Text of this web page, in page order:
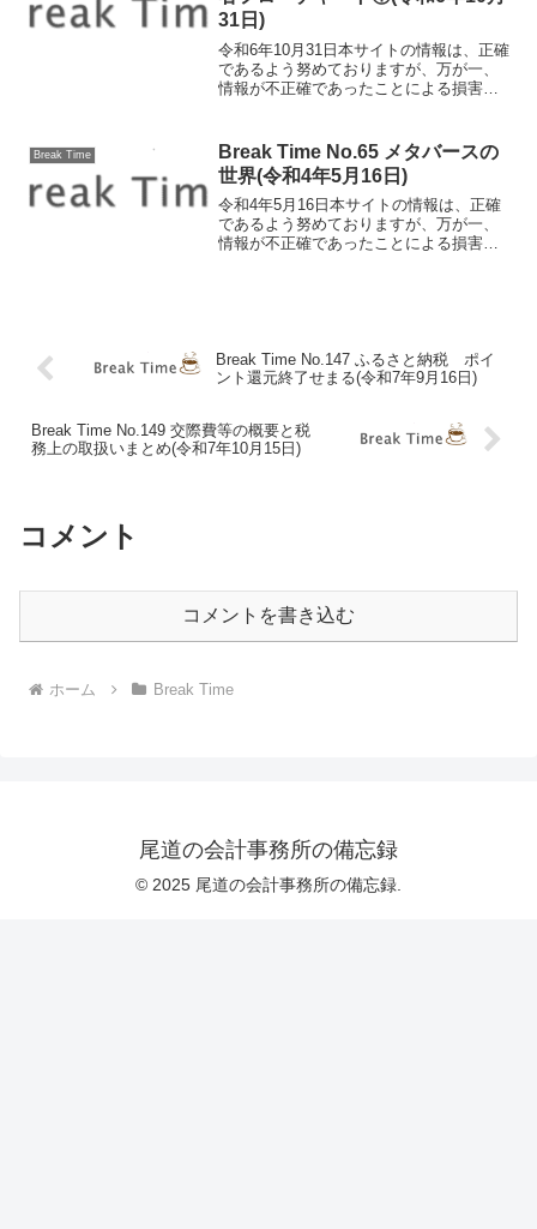
31日)
令和6年10月31日本サイトの情報は、正確
であるよう努めておりますが、万が一、
情報が不正確であったことによる損害に
末調整では定額減税に対応した「年調減
税事務」がポイント...
Break Time
Break Time No.65 メタバースの
世界(令和4年5月16日)
令和4年5月16日本サイトの情報は、正確
であるよう努めておりますが、万が一、
情報が不正確であったことによる損害に
Break Time No.147 ふるさと納税 ポイ
ント還元終了せまる(令和7年9月16日)
Break Time No.149 交際費等の概要と税
務上の取扱いまとめ(令和7年10月15日)
コメント
コメントを書き込む
ホーム Break Time
尾道の会計事務所の備忘録
© 2025 尾道の会計事務所の備忘録.